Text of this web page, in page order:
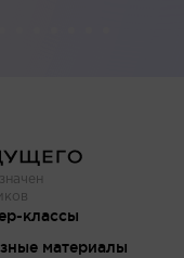
классы
материалы